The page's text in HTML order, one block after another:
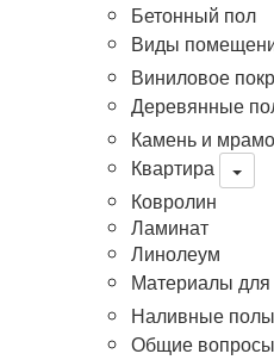
Бетонный пол
Виды
Виниловое
Деревянные
Камень и
Квартира
Ковролин
Ламинат
Линолеум
Материалы для
Наливные полы
Общие